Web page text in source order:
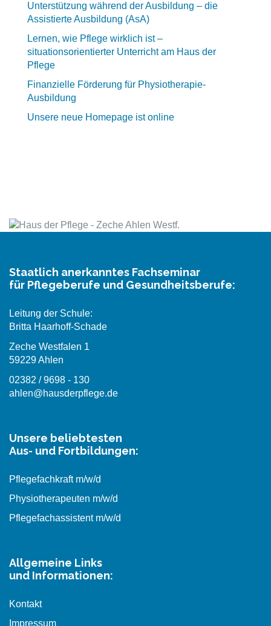
Unterstützung während der Ausbildung – die
Assistierte Ausbildung (AsA)
Lernen, wie Pflege wirklich ist –
situationsorientierter Unterricht am Haus der
Pflege
Finanzielle Förderung für Physiotherapie-
Ausbildung
Unsere neue Homepage ist online
Staatlich anerkanntes Fachseminar
für Pflegeberufe und Gesundheitsberufe:
Leitung der Schule:
Britta Haarhoff-Schade
Zeche Westfalen 1
59229 Ahlen
02382 / 9698 - 130
ahlen@hausderpflege.de
Unsere beliebtesten
Aus- und Fortbildungen:
Pflegefachkraft m/w/d
Physiotherapeuten m/w/d
Pflegefachassistent m/w/d
Allgemeine Links
und Informationen:
Kontakt
Impressum